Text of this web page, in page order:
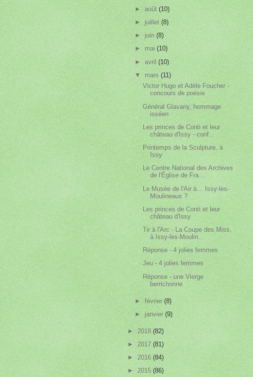
►août(10)
►juillet(8)
► juin(8)
► mai(10)
►avril(10)
▼mars(11)
Victor Hugo et Adèle Foucher -
concours de poésie
Général Glavany, hommage
isséen
Les princes de Conti et leur
château d'Issy - conf...
Printemps de la Sculpture, à
Issy
Le Centre National des Archives
de l'Église de Fra...
Le Musée de l'Air à… Issy-les-
Moulineaux ?
Les princes de Conti et leur
château d'Issy
Tir à l'Arc - La Coupe des Miss,
à Issy-les-Moulin...
Réponse - 4 jolies femmes
Jeu - 4 jolies femmes
Réponse - une Vierge
berrichonne
►février(8)
► janvier(9)
► 2018 (82)
► 2017 (81)
► 2016 (84)
► 2015 (86)